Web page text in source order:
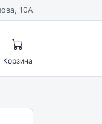
10А
Корзина